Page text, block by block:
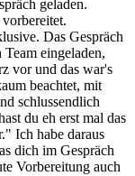
geladen.
Das Gespräch
eingeladen,
vor und das war's
beachtet, mit
schlussendlich
du eh erst mal das
Ich habe daraus
dich im Gespräch
Vorbereitung auch